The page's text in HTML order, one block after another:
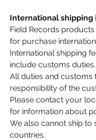
International shipping
Field Records
for purchase
International shipping
include customs duties.
All duties and customs
responsibility of the
Please contact your
for information about
We also cannot ship to
countries.